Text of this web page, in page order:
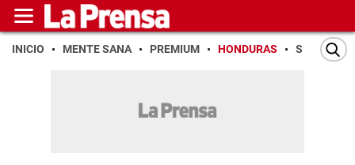
INICIO MENTE SANA PREMIUM HONDURAS SAN PEDRO